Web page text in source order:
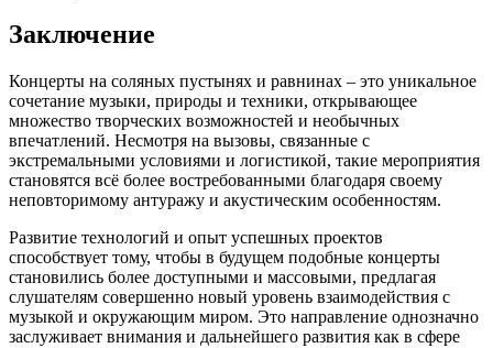
Заключение
Концерты на соляных пустынях и равнинах – это уникальное
сочетание музыки, природы и техники, открывающее
множество творческих возможностей и необычных
впечатлений. Несмотря на вызовы, связанные с
экстремальными условиями и логистикой, такие мероприятия
становятся всё более востребованными благодаря своему
неповторимому антуражу и акустическим особенностям.
Развитие технологий и опыт успешных проектов
способствует тому, чтобы в будущем подобные концерты
становились более доступными и массовыми, предлагая
слушателям совершенно новый уровень взаимодействия с
музыкой и окружающим миром. Это направление однозначно
заслуживает внимания и дальнейшего развития как в сфере